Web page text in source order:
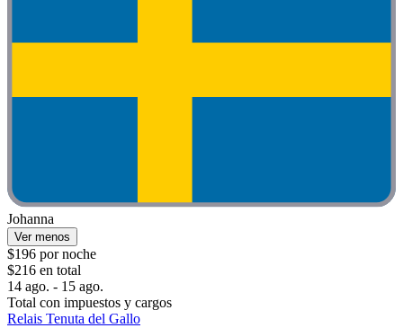
Johanna
Ver menos
$196 por noche
$216 en total
14 ago. - 15 ago.
Total con impuestos y cargos
Relais Tenuta del Gallo